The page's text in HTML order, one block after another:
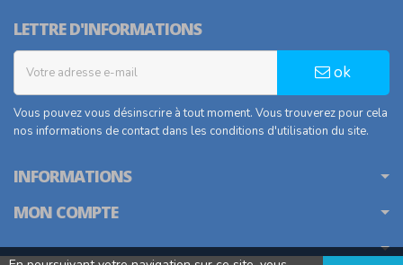
LETTRE D'INFORMATIONS
ok
Vous pouvez vous désinscrire à tout moment. Vous trouverez pour cela
nos informations de contact dans les conditions d'utilisation du site.
INFORMATIONS
MON COMPTE